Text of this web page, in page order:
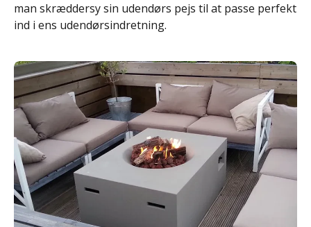
man skræddersy sin udendørs pejs til at passe perfekt
ind i ens udendørsindretning.